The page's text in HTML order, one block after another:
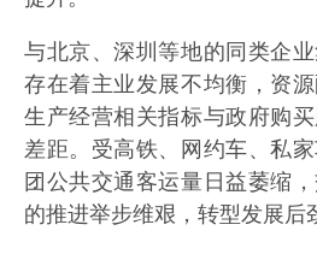
与北京、深圳等地的同类企
存在着主业发展不均衡，资
生产经营相关指标与政府购
差距。受高铁、网约车、私
团公共交通客运量日益萎缩
的推进举步维艰，转型发展后